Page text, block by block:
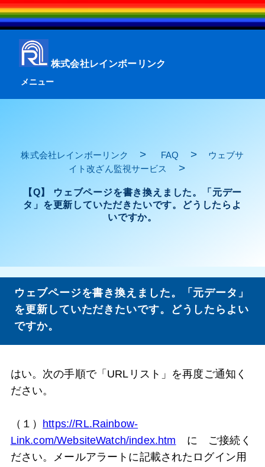
株式会社レインボーリンク
メニュー
株式会社レインボーリンク > FAQ >
ウェブサ
イト改ざん監視サービス
>
【Q】 ウェブページを書き換えました。「元デー
タ」を更新していただきたいです。どうしたらよ
いですか。
ウェブページを書き換えました。「元データ」
を更新していただきたいです。どうしたらよい
ですか。
はい。次の手順で「URLリスト」を再度ご通知く
ださい。
（１） https://RL.Rainbow-
Link.com/WebsiteWatch/index.htm に ご接続く
ださい。メールアラートに記載されたログイン用